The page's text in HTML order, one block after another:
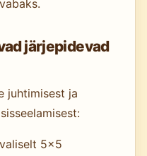
järjepidevad
juhtimisest ja
5×5